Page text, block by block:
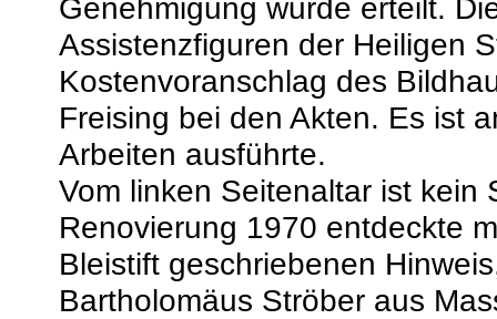
Genehmigung wurde erteilt.
Assistenzfiguren der Heiligen
Kostenvoranschlag des
Freising bei den Akten. Es ist
Arbeiten ausführte.
Vom linken Seitenaltar ist kein
Renovierung 1970 entdeckte
Bleistift geschriebenen
Bartholomäus Ströber aus